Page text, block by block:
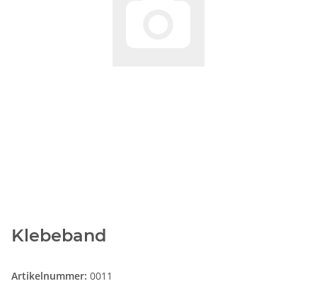
Klebeband
Artikelnummer: 0011